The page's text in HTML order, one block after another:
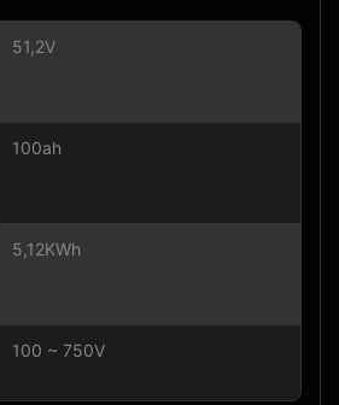
51,2V
100ah
5,12KWh
100 ~ 750V